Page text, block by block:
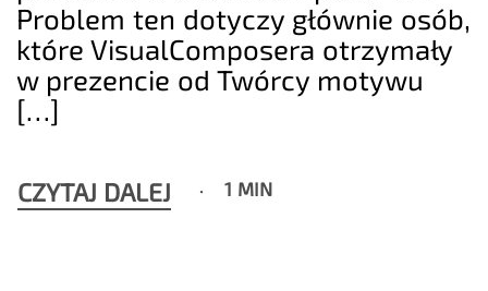
Problem ten dotyczy głównie osób,
które VisualComposera otrzymały
w prezencie od Twórcy motywu
[…]
CZYTAJ DALEJ 1 MIN